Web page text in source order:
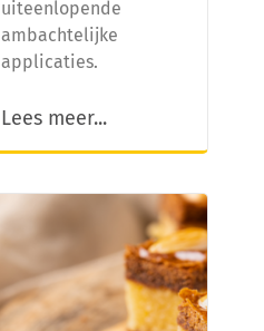
uiteenlopende
ambachtelijke
applicaties.
Lees meer...